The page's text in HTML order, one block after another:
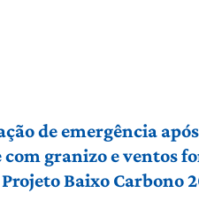
de emergência
granizo e ventos
Baixo